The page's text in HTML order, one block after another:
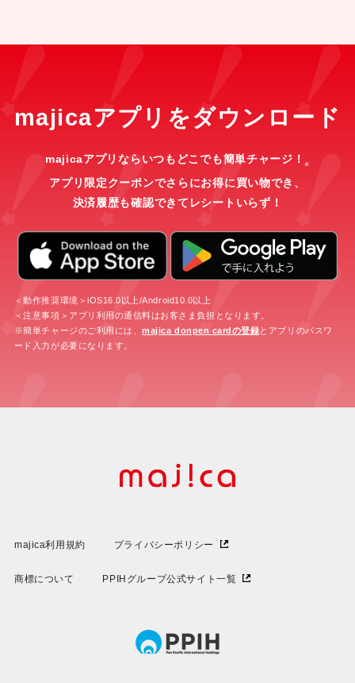
majicaアプリをダウンロード
majicaアプリならいつもどこでも簡単チャージ！ ※
アプリ限定クーポンでさらにお得に買い物でき、
決済履歴も確認できてレシートいらず！
＜動作推奨環境＞iOS16.0以上/Android10.0以上
＜注意事項＞アプリ利用の通信料はお客さま負担となります。
※簡単チャージのご利用には、majica donpen cardの登録とアプリのパスワ
ード入力が必要になります。
majica利用規約 プライバシーポリシー
商標について PPIHグループ公式サイト一覧